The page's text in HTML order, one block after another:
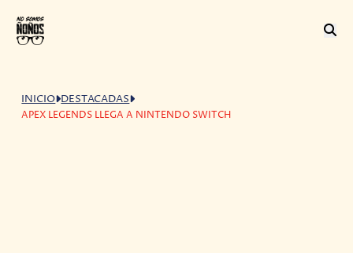
INICIO DESTACADAS
APEX LEGENDS LLEGA A NINTENDO SWITCH